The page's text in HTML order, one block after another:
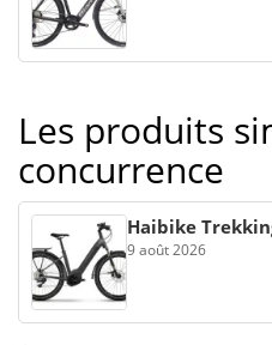
Les produits
concurrence
Haibike
9 août 2026